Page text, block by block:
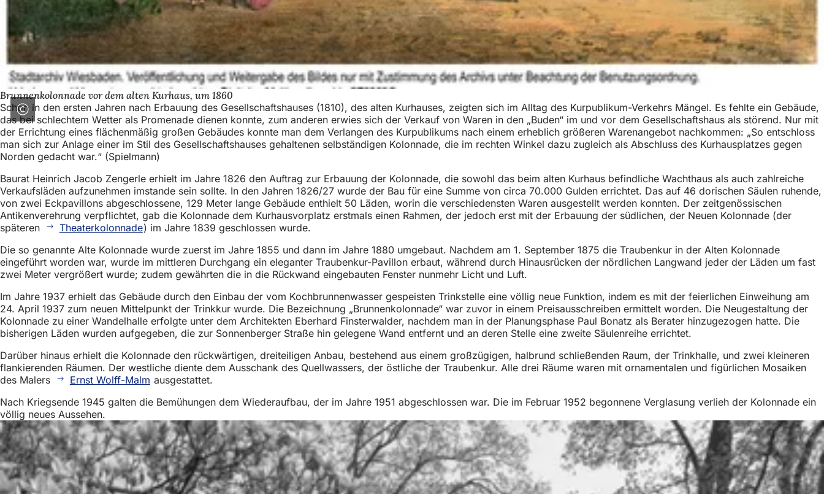
Brunnenkolonnade vor dem alten Kurhaus, um 1860
Schon in den ersten Jahren nach Erbauung des Gesellschaftshauses (1810), des alten Kurhauses, zeigten sich im Alltag des Kurpublikum-Verkehrs Mängel. Es fehlte ein Gebäude,
das bei schlechtem Wetter als Promenade dienen konnte, zum anderen erwies sich der Verkauf von Waren in den „Buden“ im und vor dem Gesellschaftshaus als störend. Nur mit
der Errichtung eines flächenmäßig großen Gebäudes konnte man dem Verlangen des Kurpublikums nach einem erheblich größeren Warenangebot nachkommen: „So entschloss
man sich zur Anlage einer im Stil des Gesellschaftshauses gehaltenen selbständigen Kolonnade, die im rechten Winkel dazu zugleich als Abschluss des Kurhausplatzes gegen
Norden gedacht war.“ (Spielmann)
Baurat Heinrich Jacob Zengerle erhielt im Jahre 1826 den Auftrag zur Erbauung der Kolonnade, die sowohl das beim alten Kurhaus befindliche Wachthaus als auch zahlreiche
Verkaufsläden aufzunehmen imstande sein sollte. In den Jahren 1826/27 wurde der Bau für eine Summe von circa 70.000 Gulden errichtet. Das auf 46 dorischen Säulen ruhende,
von zwei Eckpavillons abgeschlossene, 129 Meter lange Gebäude enthielt 50 Läden, worin die verschiedensten Waren ausgestellt werden konnten. Der zeitgenössischen
Antikenverehrung verpflichtet, gab die Kolonnade dem Kurhausvorplatz erstmals einen Rahmen, der jedoch erst mit der Erbauung der südlichen, der Neuen Kolonnade (der
späteren
Theaterkolonnade) im Jahre 1839 geschlossen wurde.
Die so genannte Alte Kolonnade wurde zuerst im Jahre 1855 und dann im Jahre 1880 umgebaut. Nachdem am 1. September 1875 die Traubenkur in der Alten Kolonnade
eingeführt worden war, wurde im mittleren Durchgang ein eleganter Traubenkur-Pavillon erbaut, während durch Hinausrücken der nördlichen Langwand jeder der Läden um fast
zwei Meter vergrößert wurde; zudem gewährten die in die Rückwand eingebauten Fenster nunmehr Licht und Luft.
Im Jahre 1937 erhielt das Gebäude durch den Einbau der vom Kochbrunnenwasser gespeisten Trinkstelle eine völlig neue Funktion, indem es mit der feierlichen Einweihung am
24. April 1937 zum neuen Mittelpunkt der Trinkkur wurde. Die Bezeichnung „Brunnenkolonnade“ war zuvor in einem Preisausschreiben ermittelt worden. Die Neugestaltung der
Kolonnade zu einer Wandelhalle erfolgte unter dem Architekten Eberhard Finsterwalder, nachdem man in der Planungsphase Paul Bonatz als Berater hinzugezogen hatte. Die
bisherigen Läden wurden aufgegeben, die zur Sonnenberger Straße hin gelegene Wand entfernt und an deren Stelle eine zweite Säulenreihe errichtet.
Darüber hinaus erhielt die Kolonnade den rückwärtigen, dreiteiligen Anbau, bestehend aus einem großzügigen, halbrund schließenden Raum, der Trinkhalle, und zwei kleineren
flankierenden Räumen. Der westliche diente dem Ausschank des Quellwassers, der östliche der Traubenkur. Alle drei Räume waren mit ornamentalen und figürlichen Mosaiken
des Malers
Ernst Wolff-Malm ausgestattet.
Nach Kriegsende 1945 galten die Bemühungen dem Wiederaufbau, der im Jahre 1951 abgeschlossen war. Die im Februar 1952 begonnene Verglasung verlieh der Kolonnade ein
völlig neues Aussehen.